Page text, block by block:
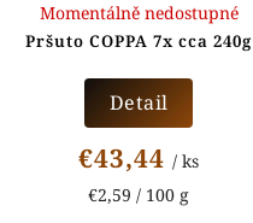
Pršuto COPPA 7x cca 240g
Momentálně nedostupné
€43,44/ ks
€2,59 / 100 g
Detail